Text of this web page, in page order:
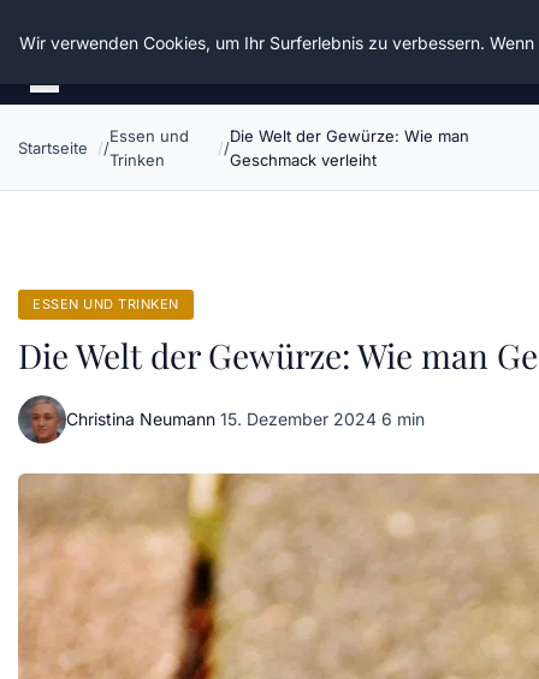
Die Schnitter
Startseite
Essen und
Trinken
Die Welt der Gewürze: Wie man
Geschmack verleiht
ESSEN UND TRINKEN
Die Welt der Gewürze: Wie man
Christina Neumann·15. Dezember 2024·6 min
Wir verwenden Cookies, um Ihr Surferlebnis zu verbessern.